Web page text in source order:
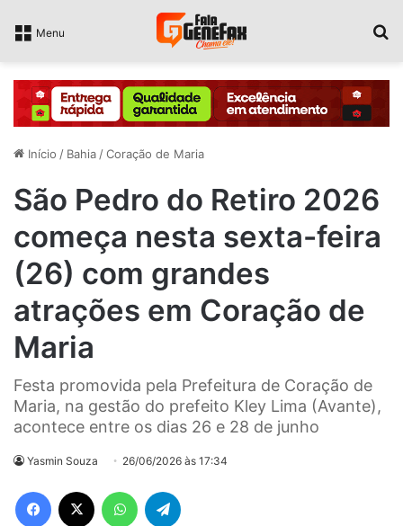
Menu
Início / Bahia /Coração de Maria
São Pedro do Retiro 2026
começa nesta sexta-feira
(26) com grandes
atrações em Coração de
Maria
Festa promovida pela Prefeitura de Coração de
Maria, na gestão do prefeito Kley Lima (Avante),
acontece entre os dias 26 e 28 de junho
Yasmin Souza 26/06/2026 às 17:34
Facebook WhatsApp